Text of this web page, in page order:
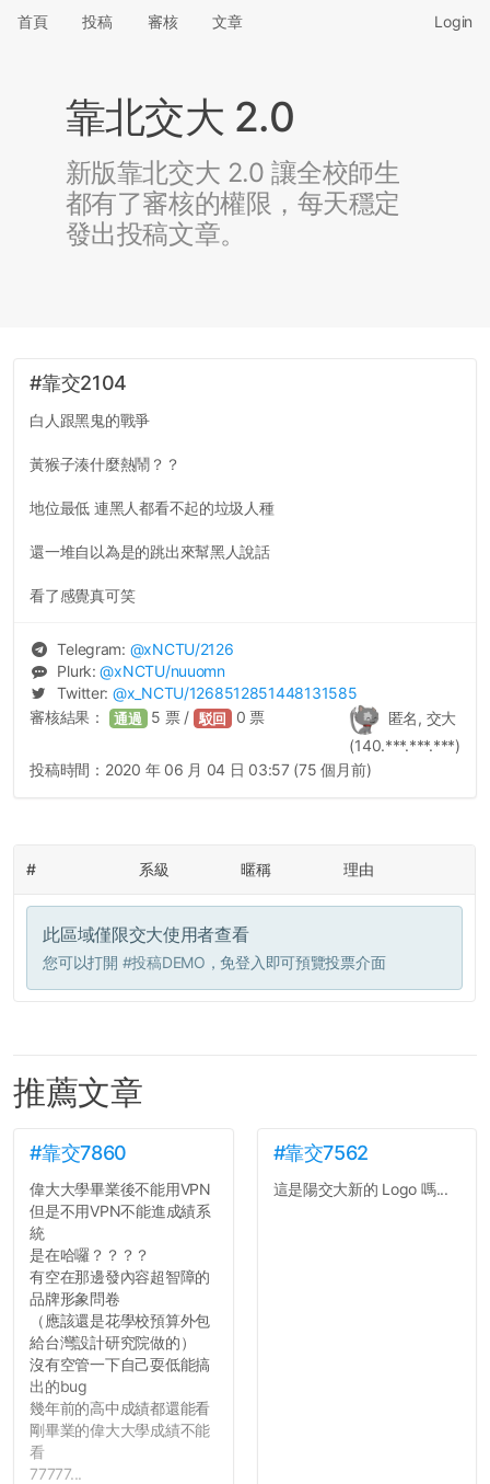
首頁 投稿 審核 文章 Login
靠北交大 2.0
新版靠北交大 2.0 讓全校師生
都有了審核的權限，每天穩定
發出投稿文章。
#靠交2104
白人跟黑鬼的戰爭
黃猴子湊什麼熱鬧？？
地位最低 連黑人都看不起的垃圾人種
還一堆自以為是的跳出來幫黑人說話
看了感覺真可笑
Telegram: @xNCTU/2126
Plurk:@xNCTU/nuuomn
Twitter: @x_NCTU/1268512851448131585
匿名, 交大
(140.***.***.***)
審核結果： 通過 5 票 / 駁回 0 票
投稿時間： 2020 年 06 月 04 日 03:57 (75 個月前)
# 系級 暱稱 理由
此區域僅限交大使用者查看
您可以打開 #投稿DEMO ，免登入即可預覽投票介面
推薦文章
#靠交7860
偉大大學畢業後不能用VPN
但是不用VPN不能進成績系
統
是在哈囉？？？？
有空在那邊發內容超智障的
品牌形象問卷
（應該還是花學校預算外包
給台灣設計研究院做的）
沒有空管一下自己耍低能搞
出的bug
幾年前的高中成績都還能看
剛畢業的偉大大學成績不能
看
77777...
#靠交7562
這是陽交大新的 Logo 嗎...